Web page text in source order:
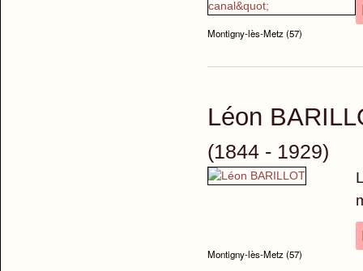
Montigny-lès-Metz (57)
Léon
(1844 - 1929)
Montigny-lès-Metz (57)